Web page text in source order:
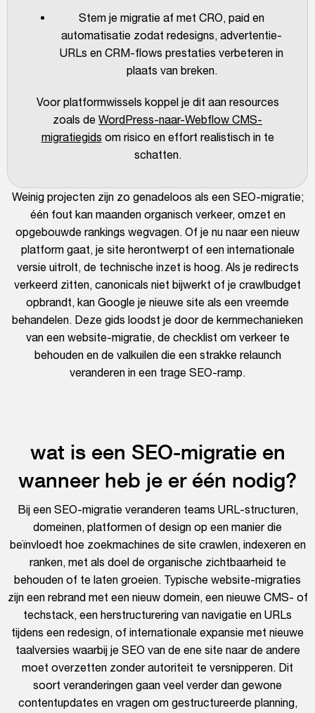
Stem je migratie af met CRO, paid en
automatisatie zodat redesigns, advertentie-
URLs en CRM-flows prestaties verbeteren in
plaats van breken.
Voor platformwissels koppel je dit aan resources
zoals de WordPress-naar-Webflow CMS-
migratiegids om risico en effort realistisch in te
schatten.
Weinig projecten zijn zo genadeloos als een SEO-migratie;
één fout kan maanden organisch verkeer, omzet en
opgebouwde rankings wegvagen. Of je nu naar een nieuw
platform gaat, je site herontwerpt of een internationale
versie uitrolt, de technische inzet is hoog. Als je redirects
verkeerd zitten, canonicals niet bijwerkt of je crawlbudget
opbrandt, kan Google je nieuwe site als een vreemde
behandelen. Deze gids loodst je door de kernmechanieken
van een website-migratie, de checklist om verkeer te
behouden en de valkuilen die een strakke relaunch
veranderen in een trage SEO-ramp.
wat is een SEO-migratie en
wanneer heb je er één nodig?
Bij een SEO-migratie veranderen teams URL-structuren,
domeinen, platformen of design op een manier die
beïnvloedt hoe zoekmachines de site crawlen, indexeren en
ranken, met als doel de organische zichtbaarheid te
behouden of te laten groeien. Typische website-migraties
zijn een rebrand met een nieuw domein, een nieuwe CMS- of
techstack, een herstructurering van navigatie en URLs
tijdens een redesign, of internationale expansie met nieuwe
taalversies waarbij je SEO van de ene site naar de andere
moet overzetten zonder autoriteit te versnipperen. Dit
soort veranderingen gaan veel verder dan gewone
contentupdates en vragen om gestructureerde planning,